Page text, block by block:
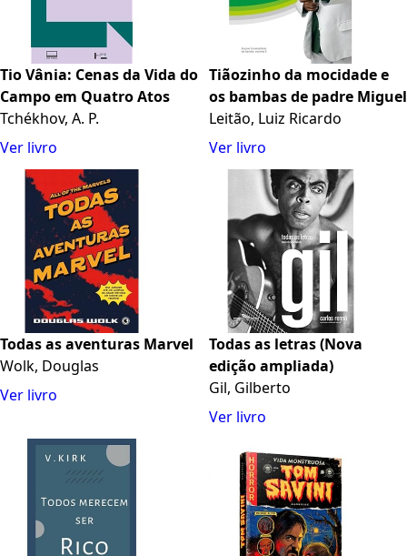
Tio Vânia: Cenas da Vida do
Campo em Quatro Atos
Tchékhov, A. P.
Ver livro
Tiãozinho da mocidade e
os bambas de padre Miguel
Leitão, Luiz Ricardo
Ver livro
Todas as aventuras Marvel
Wolk, Douglas
Ver livro
Todas as letras (Nova
edição ampliada)
Gil, Gilberto
Ver livro